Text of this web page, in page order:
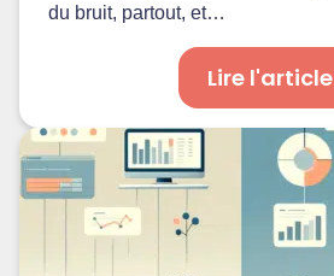
du bruit, partout, et…
Lire l'article